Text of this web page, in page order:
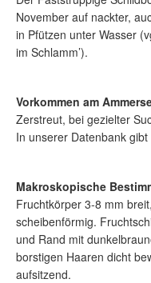
November auf nackter,
in Pfützen unter Wasser
im Schlamm’).
Vorkommen am
Zerstreut, bei gezielter
In unserer Datenbank
Makroskopische
Fruchtkörper 3-8 mm
scheibenförmig.
und Rand mit
borstigen Haaren dicht
aufsitzend.